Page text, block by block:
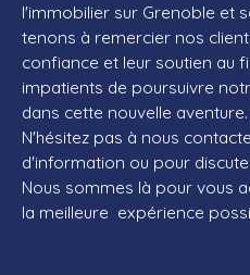
l'immobilier sur Grenoble et
tenons à remercier nos
confiance et leur soutien au
impatients de poursuivre
dans cette nouvelle aventure.
N'hésitez pas à nous
d'information ou pour
Nous sommes là pour vous
la meilleure expérience